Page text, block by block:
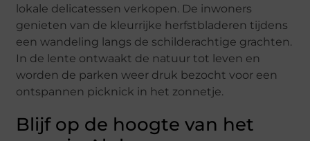
lokale delicatessen verkopen. De inwoners
genieten van de kleurrijke herfstbladeren tijdens
een wandeling langs de schilderachtige grachten.
In de lente ontwaakt de natuur tot leven en
worden de parken weer druk bezocht voor een
ontspannen picknick in het zonnetje.
Blijf op de hoogte van het